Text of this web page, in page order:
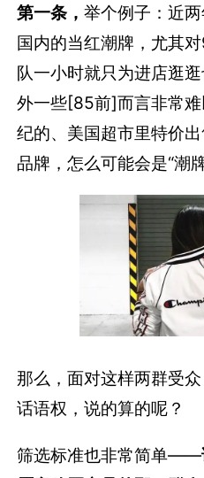
第一条，举个例子：近
国内的当红潮牌，尤其
队一小时就只为进店逛
外一些[85前]而言非常
纪的、美国超市里特价
品牌，怎么可能会是“潮
那么，面对这样两群受
话语权，说的算的呢？
筛选标准也非常简单——